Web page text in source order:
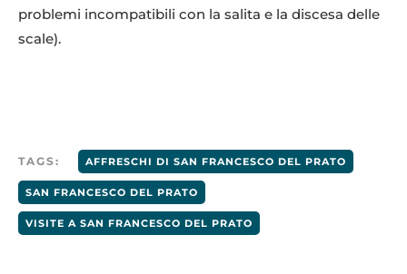
problemi incompatibili con la salita e la discesa delle
scale).
TAGS: AFFRESCHI DI SAN FRANCESCO DEL PRATO
SAN FRANCESCO DEL PRATO
VISITE A SAN FRANCESCO DEL PRATO